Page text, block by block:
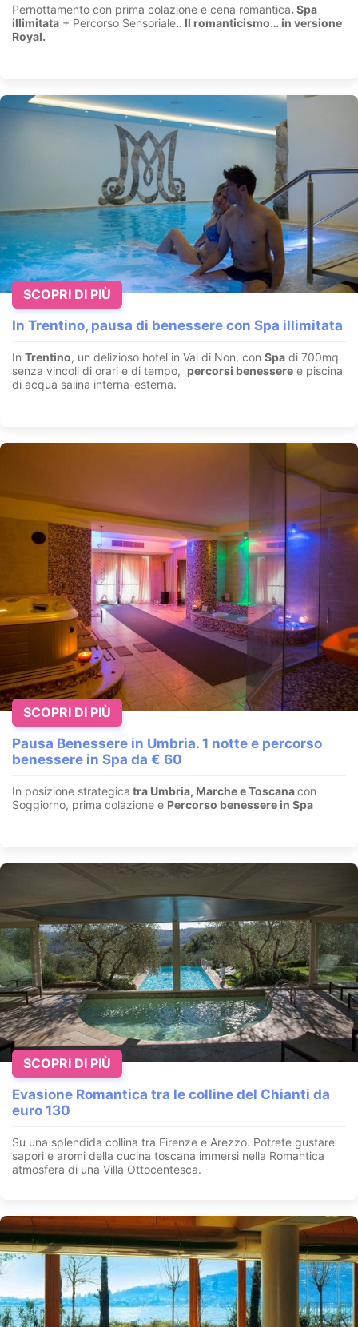
Pernottamento con prima colazione e cena romantica. Spa
illimitata + Percorso Sensoriale.. Il romanticismo… in versione
Royal.
In Trentino, pausa di benessere con Spa illimitata
In Trentino, un delizioso hotel in Val di Non, con Spa di 700mq
senza vincoli di orari e di tempo, percorsi benessere e piscina
di acqua salina interna-esterna.
SCOPRI DI PIÙ
Pausa Benessere in Umbria. 1 notte e percorso
benessere in Spa da € 60
In posizione strategica tra Umbria, Marche e Toscanacon
Soggiorno, prima colazione e Percorso benessere in Spa
SCOPRI DI PIÙ
Evasione Romantica tra le colline del Chianti da
euro 130
Su una splendida collina tra Firenze e Arezzo. Potrete gustare
sapori e aromi della cucina toscana immersi nella Romantica
atmosfera di una Villa Ottocentesca.
SCOPRI DI PIÙ